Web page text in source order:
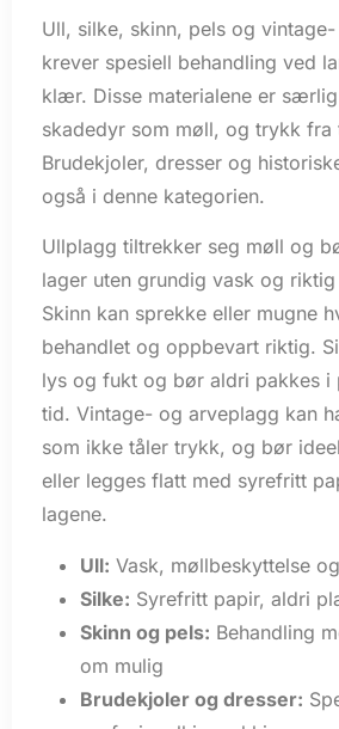
Ull, silke, skinn, pels og
krever spesiell behandling ved
klær. Disse materialene er
skadedyr som møll, og trykk fra
Brudekjoler, dresser og
også i denne kategorien.
Ullplagg tiltrekker seg møll og
lager uten grundig vask og riktig
Skinn kan sprekke eller mugne
behandlet og oppbevart riktig.
lys og fukt og bør aldri pakkes i
tid. Vintage- og arveplagg kan
som ikke tåler trykk, og bør
eller legges flatt med syrefritt
lagene.
Ull: Vask, møllbeskyttelse
Silke: Syrefritt papir, aldri
Skinn og pels: Behandling
om mulig
Brudekjoler og dresser: